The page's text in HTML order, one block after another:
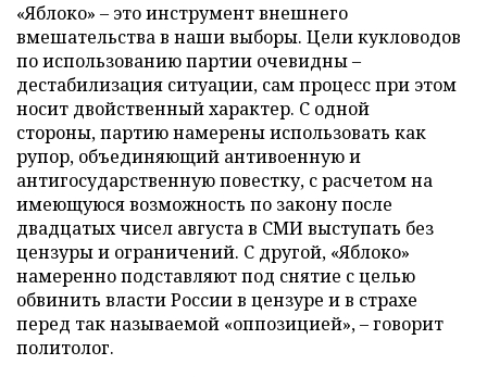
«Яблоко» – это инструмент внешнего
вмешательства в наши выборы. Цели кукловодов
по использованию партии очевидны –
дестабилизация ситуации, сам процесс при этом
носит двойственный характер. С одной
стороны, партию намерены использовать как
рупор, объединяющий антивоенную и
антигосударственную повестку, с расчетом на
имеющуюся возможность по закону после
двадцатых чисел августа в СМИ выступать без
цензуры и ограничений. С другой, «Яблоко»
намеренно подставляют под снятие с целью
обвинить власти России в цензуре и в страхе
перед так называемой «оппозицией», – говорит
политолог.